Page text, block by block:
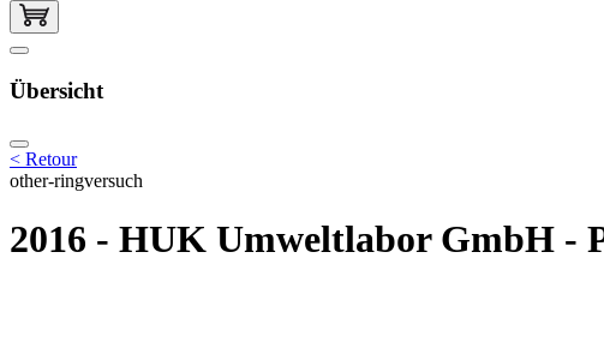
Übersicht
< Retour
other-ringversuch
2016 - HUK Umweltlabor GmbH -